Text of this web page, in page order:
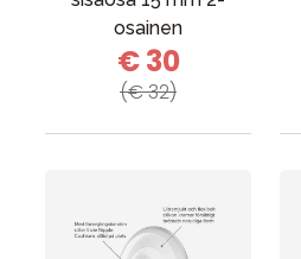
osainen
€ 30
(€ 32)
Ota meihin